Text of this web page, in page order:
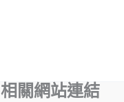
相關網站連結